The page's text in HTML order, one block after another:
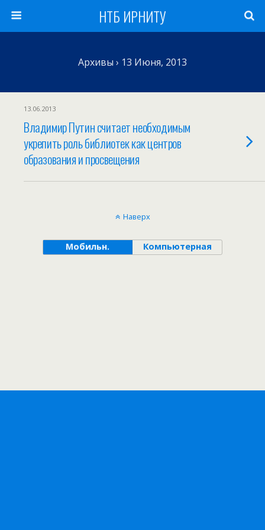
НТБ ИРНИТУ
Архивы › 13 Июня, 2013
13.06.2013
Владимир Путин считает необходимым
укрепить роль библиотек как центров
образования и просвещения
Наверх
Мобильн. Компьютерная